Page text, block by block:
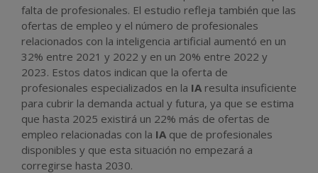
falta de profesionales. El estudio refleja también que las
ofertas de empleo y el número de profesionales
relacionados con la inteligencia artificial aumentó en un
32% entre 2021 y 2022 y en un 20% entre 2022 y
2023. Estos datos indican que la oferta de
profesionales especializados en la IA resulta insuficiente
para cubrir la demanda actual y futura, ya que se estima
que hasta 2025 existirá un 22% más de ofertas de
empleo relacionadas con la IA que de profesionales
disponibles y que esta situación no empezará a
corregirse hasta 2030.